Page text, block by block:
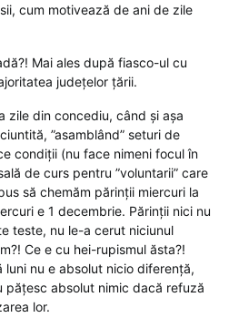
cum motivează de ani de zile
Mai ales după fiasco-ul cu
județelor țării.
zile din concediu, când și așa
”asamblând” seturi de
condiții (nu face nimeni focul în
de curs pentru ”voluntarii” care
să chemăm părinții miercuri la
e 1 decembrie. Părinții nici nu
teste, nu le-a cerut niciunul
Ce e cu hei-rupismul ăsta?!
luni nu e absolut nicio diferență,
pățesc absolut nimic dacă refuză
lor.